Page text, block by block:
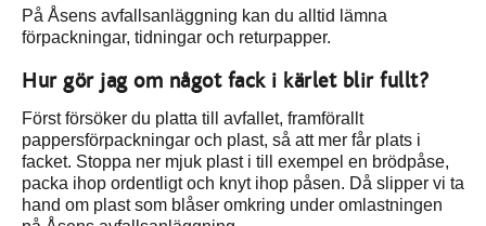
På Åsens avfallsanläggning kan du alltid lämna
förpackningar, tidningar och returpapper.
Hur gör jag om något fack i kärlet blir fullt?
Först försöker du platta till avfallet, framförallt
pappersförpackningar och plast, så att mer får plats i
facket. Stoppa ner mjuk plast i till exempel en brödpåse,
packa ihop ordentligt och knyt ihop påsen. Då slipper vi ta
hand om plast som blåser omkring under omlastningen